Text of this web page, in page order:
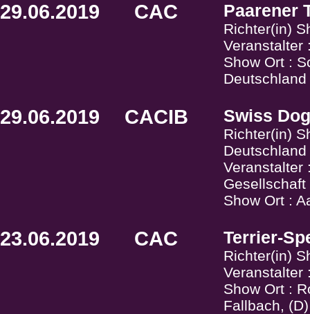
29.06.2019 CAC Paarener
Richter(in)
Veranstalter
Show Ort :
Deutschland
29.06.2019 CACIB Swiss
Richter(in)
Deutschland
Veranstalter
Gesellschaft
Show Ort :
23.06.2019 CAC Terrier-
Richter(in)
Veranstalter
Show Ort :
Fallbach,